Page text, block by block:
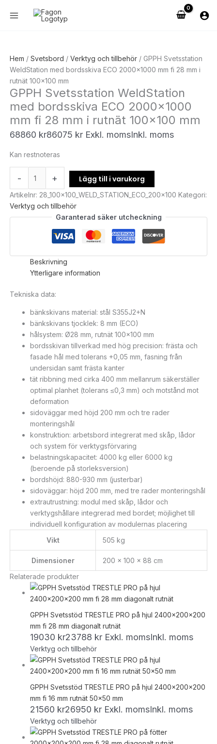
Hem / Svetsbord / Verktyg och tillbehör / GPPH Svetsstation
WeldStation med bordsskiva ECO 2000×1000 mm fi 28 mm i
rutnät 100×100 mm
GPPH Svetsstation WeldStation
med bordsskiva ECO 2000×1000
mm fi 28 mm i rutnät 100×100 mm
68860 kr86075 kr Exkl. momsInkl. moms
Kan restnoteras
-
Svetsstation
ECO
2000x1000
mm
fi
28
mm
rutnät
100x100
+ Lägg till i varukorg
Artikelnr: 28_100x100_WELD_STATION_ECO_200x100 Kategori:
Verktyg och tillbehör
Garanterad säker utcheckning
Beskrivning
Ytterligare information
Tekniska data:
bänkskivans material: stål S355J2+N
bänkskivans tjocklek: 8 mm (ECO)
hålsystem: Ø28 mm, rutnät 100×100 mm
bordsskivan tillverkad med hög precision: frästa och
fasade hål med tolerans +0,05 mm, fasning från
undersidan samt frästa kanter
tät ribbning med cirka 400 mm mellanrum säkerställer
optimal planhet (tolerans ≤0,3 mm) och motstånd mot
deformation
sidoväggar med höjd 200 mm och tre rader
monteringshål
konstruktion: arbetsbord integrerat med skåp, lådor
och system för verktygsförvaring
belastningskapacitet: 4000 kg eller 6000 kg
(beroende på storleksversion)
bordshöjd: 880-930 mm (justerbar)
sidoväggar: höjd 200 mm, med tre rader monteringshål
extrautrustning: modul med skåp, lådor och
verktygshållare integrerad med bordet; möjlighet till
individuell konfiguration av modulernas placering
Vikt
505 kg
Dimensioner
200 × 100 × 88 cm
Relaterade produkter
GPPH Svetsstöd TRESTLE PRO på hjul 2400x200x200
mm fi 28 mm diagonalt rutnät
19030 kr23788 kr Exkl. momsInkl. moms
Verktyg och tillbehör
GPPH Svetsstöd TRESTLE PRO på hjul 2400x200x200
mm fi 16 mm rutnät 50×50 mm
21560 kr26950 kr Exkl. momsInkl. moms
Verktyg och tillbehör